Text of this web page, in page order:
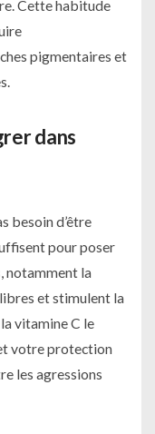
Cette habitude
pigmentaires et
dans
besoin d’être
pour poser
, notamment la
et stimulent la
vitamine C le
votre protection
les agressions